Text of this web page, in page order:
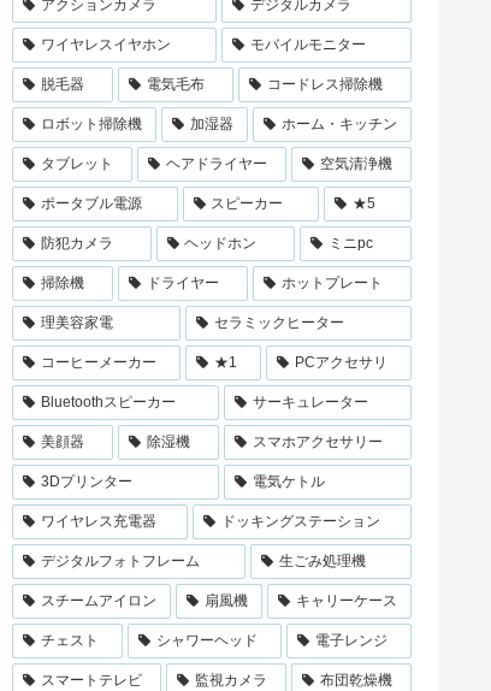
アクションカメラ デジタルカメラ
ワイヤレスイヤホン モバイルモニター
脱毛器 電気毛布 コードレス掃除機
ロボット掃除機 加湿器 ホーム・キッチン
タブレット ヘアドライヤー 空気清浄機
ポータブル電源 スピーカー ★5
防犯カメラ ヘッドホン ミニpc
掃除機 ドライヤー ホットプレート
理美容家電 セラミックヒーター
コーヒーメーカー ★1 PCアクセサリ
Bluetoothスピーカー サーキュレーター
美顔器 除湿機 スマホアクセサリー
3Dプリンター 電気ケトル
ワイヤレス充電器 ドッキングステーション
デジタルフォトフレーム 生ごみ処理機
スチームアイロン 扇風機 キャリーケース
チェスト シャワーヘッド 電子レンジ
スマートテレビ 監視カメラ 布団乾燥機